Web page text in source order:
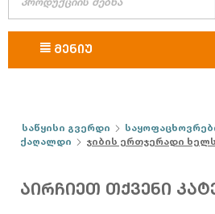
ᲛᲔᲜᲘᲣ
საწყისი გვერდი
ქაღალდი
ჯიბის ერთჯერადი
ᲐᲘᲠᲩᲘᲔᲗ ᲗᲥᲕᲔᲜᲘ